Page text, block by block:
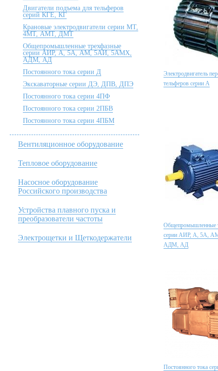
Двигатели подъема для тельферов
серий КГЕ, КГ
Крановые электродвигатели серии МТ,
4МТ, АМТ, ДМТ
Общепромышленные трехфазные
серии АИР, А, 5А, АМ, 5АИ, 5АМХ,
АДМ, АД
Постоянного тока серии Д
Экскаваторные серии ДЭ, ДПВ, ДПЭ
Постоянного тока серии 4ПФ
Постоянного тока серии 2ПБВ
Постоянного тока серии 4ПБМ
Вентиляционное оборудование
Тепловое оборудование
Насосное оборудование
Российского производства
Устройства плавного пуска и
преобразователи частоты
Электрощетки и Щеткодержатели
Электродвигатель
тельферов серии А
Общепромышленные
серии АИР, А, 5А,
АДМ, АД
Постоянного тока